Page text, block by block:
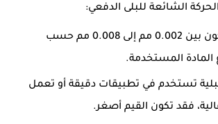
الشائعة للبلى الدفعي:
بين 0.002 مم إلى 0.008 مم
حسب
المادة المستخدمة.
تستخدم في تطبيقات دقيقة أو تعمل
فقد تكون القيم أصغر.